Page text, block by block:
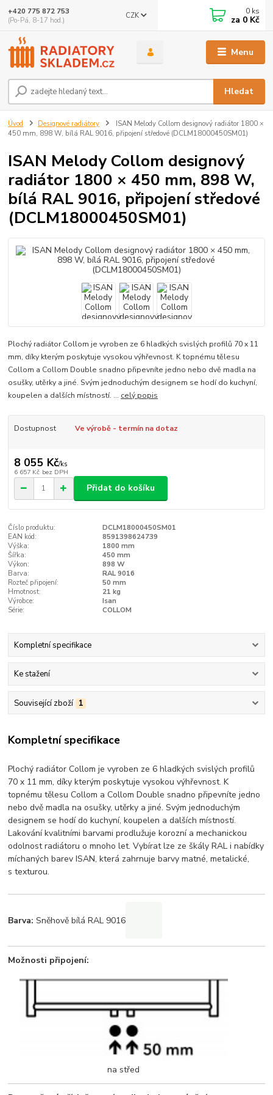
Menu
CZK
Hledat
+420 775 872 753
(Po-Pá, 8-17 hod.)
0 ks
za 0 Kč
Úvod Designové radiátory
ISAN Melody Collom designový radiátor 1800 ×
450 mm, 898 W, bílá RAL 9016, připojení středové (DCLM18000450SM01)
ISAN Melody Collom designový
radiátor 1800 × 450 mm, 898 W,
bílá RAL 9016, připojení středové
(DCLM18000450SM01)
Plochý radiátor Collom je vyroben ze 6 hladkých svislých profilů 70 x 11
mm, díky kterým poskytuje vysokou výhřevnost. K topnému tělesu
Collom a Collom Double snadno připevníte jedno nebo dvě madla na
osušky, utěrky a jiné. Svým jednoduchým designem se hodí do kuchyní,
koupelen a dalších místností. ... celý popis
Dostupnost Ve výrobě - termín na dotaz
8 055 Kč/ks
6 657 Kč bez DPH
Přidat do košíku
Číslo produktu:
DCLM18000450SM01
EAN kód:
8591398624739
Výška:
1800 mm
Šířka:
450 mm
Výkon:
898 W
Barva:
RAL 9016
Rozteč připojení:
50 mm
Hmotnost:
21 kg
Výrobce:
Isan
Série:
COLLOM
Kompletní specifikace
Ke stažení
Související zboží 1
Kompletní specifikace
Plochý radiátor Collom je vyroben ze 6 hladkých svislých profilů
70 x 11 mm, díky kterým poskytuje vysokou výhřevnost. K
topnému tělesu Collom a Collom Double snadno připevníte jedno
nebo dvě madla na osušky, utěrky a jiné. Svým jednoduchým
designem se hodí do kuchyní, koupelen a dalších místností.
Lakování kvalitními barvami prodlužuje korozní a mechanickou
odolnost radiátoru o mnoho let. Vybírat lze ze škály RAL i nabídky
míchaných barev ISAN, která zahrnuje barvy matné, metalické,
s texturou.
Barva: Sněhově bílá RAL 9016
Možnosti připojení:
na střed